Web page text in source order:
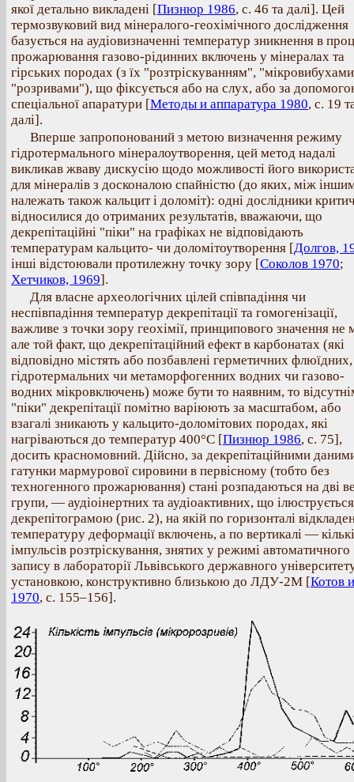
якої детально викладені [Пизнюр 1986, с. 46 та далі]. Цей
термозвуковий вид мінералого-геохімічного дослідження
базується на аудіовизначенні температур зникнення в
прожарювання газово-рідинних включень у мінералах та
гірських породах (з їх "розтріскуванням",
"розривами"), що фіксується або на слух, або за
спеціальної апаратури [Методы и аппаратура 1980, с. 19
далі].
Вперше запропонований з метою визначення режиму
гідротермального мінералоутворення, цей метод надалі
викликав жваву дискусію щодо можливості його
для мінералів з досконалою спайністю (до яких, між
належать також кальцит і доломіт): одні дослідники
відносилися до отриманих результатів, вважаючи, що
декрепітаційні "піки" на графіках не відповідають
температурам кальцито- чи доломітоутворення [Долгов,
інші відстоювали протилежну точку зору [Соколов 1970;
Хетчиков, 1969].
Для власне археологічних цілей співпадіння чи
неспівпадіння температур декрепітації та гомогенізації,
важливе з точки зору геохімії, принципового значення не
але той факт, що декрепітаційний ефект в карбонатах (які
відповідно містять або позбавлені герметичних флюїдних,
гідротермальних чи метаморфогенних водних чи газово-
водних мікровключень) може бути то наявним, то
"піки" декрепітації помітно варіюють за масштабом, або
взагалі зникають у кальцито-доломітових породах, які
нагріваються до температур 400°С [Пизнюр 1986, с. 75],
досить красномовний. Дійсно, за декрепітаційними
гатунки мармурової сировини в первісному (тобто без
техногенного прожарювання) стані розпадаються на дві
групи, — аудіоінертних та аудіоактивних, що ілюструється
декрепітограмою (рис. 2), на якій по горизонталі
температуру деформації включень, а по вертикалі —
імпульсів розтріскування, знятих у режимі автоматичного
запису в лабораторії Львівського державного
установкою, конструктивно близькою до ЛДУ-2М [Котов
1970, с. 155–156].